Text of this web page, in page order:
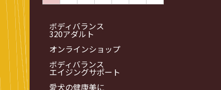
ボディバランス
320アダルト
オンラインショップ
ボディバランス
エイジングサポート
愛犬の健康美に